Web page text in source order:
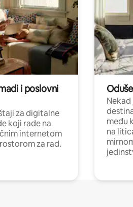
i poslovni
za digitalne
koji rade na
internetom
za rad.
Nekad
među
na